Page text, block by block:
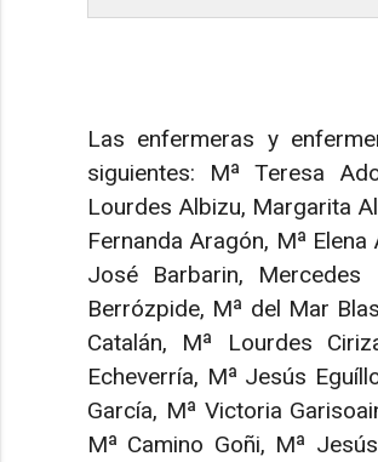
Las enfermeras y
siguientes: Mª Teresa
Lourdes Albizu, Margarita
Fernanda Aragón, Mª
José Barbarin, Mercedes
Berrózpide, Mª del Mar
Catalán, Mª Lourdes
Echeverría, Mª Jesús
García, Mª Victoria
Mª Camino Goñi, Mª